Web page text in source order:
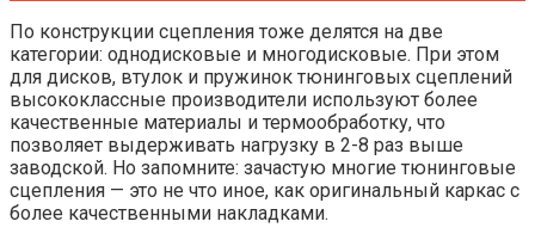
По конструкции сцепления тоже делятся на две
категории: однодисковые и многодисковые. При этом
для дисков, втулок и пружинок тюнинговых сцеплений
высококлассные производители используют более
качественные материалы и термообработку, что
позволяет выдерживать нагрузку в 2-8 раз выше
заводской. Но запомните: зачастую многие тюнинговые
сцепления — это не что иное, как оригинальный каркас с
более качественными накладками.